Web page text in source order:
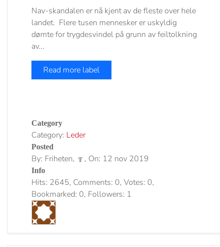
Nav-skandalen er nå kjent av de fleste over hele
landet. Flere tusen mennesker er uskyldig
dømte for trygdesvindel på grunn av feiltolkning
av...
Read more label
Category
Category: Leder
Posted
By: Friheten, , On: 12 nov 2019
Info
Hits: 2645, Comments: 0, Votes: 0,
Bookmarked: 0, Followers: 1